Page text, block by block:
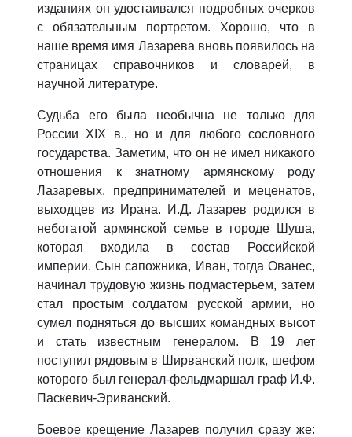
изданиях он удостаивался подробных очерков
с обязательным портретом. Хорошо, что в
наше время имя Лазарева вновь появилось на
страницах справочников и словарей, в
научной литературе.
Судьба его была необычна не только для
России XIX в., но и для любого сословного
государства. Заметим, что он не имел никакого
отношения к знатному армянскому роду
Лазаревых, предпринимателей и меценатов,
выходцев из Ирана. И.Д. Лазарев родился в
небогатой армянской семье в городе Шуша,
которая входила в состав Российской
империи. Сын сапожника, Иван, тогда Ованес,
начинал трудовую жизнь подмастерьем, затем
стал простым солдатом русской армии, но
сумел подняться до высших командных высот
и стать известным генералом. В 19 лет
поступил рядовым в Ширванский полк, шефом
которого был генерал-фельдмаршал граф И.Ф.
Паскевич-Эриванский.
Боевое крещение Лазарев получил сразу же: